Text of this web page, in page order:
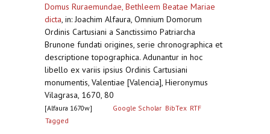
Domus Ruraemundae, Bethleem Beatae Mariae
dicta, in: Joachim Alfaura, Omnium Domorum
Ordinis Cartusiani a Sanctissimo Patriarcha
Brunone fundati origines, serie chronographica et
descriptione topographica. Adunantur in hoc
libello ex variis ipsius Ordinis Cartusiani
monumentis, Valentiae [Valencia], Hieronymus
Vilagrasa, 1670, 80
[Alfaura 1670w] Google Scholar BibTex RTF
Tagged